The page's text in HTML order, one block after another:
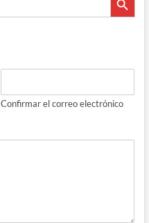
Confirmar el correo electrónico